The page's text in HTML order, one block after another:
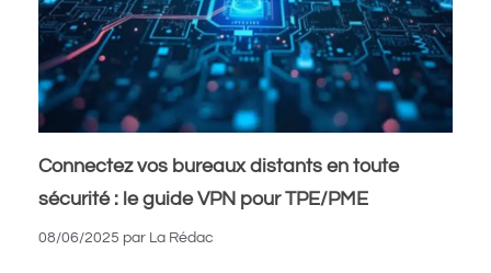
Connectez vos bureaux distants en toute
sécurité : le guide VPN pour TPE/PME
08/06/2025 par La Rédac